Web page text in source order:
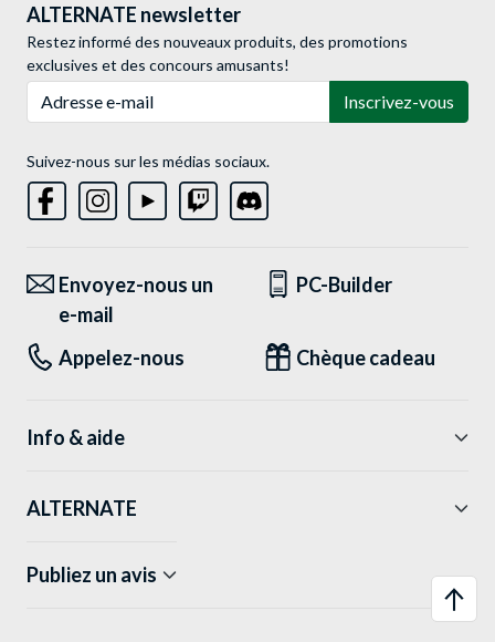
ALTERNATE newsletter
Restez informé des nouveaux produits, des promotions
exclusives et des concours amusants!
Inscrivez-vous
Suivez-nous sur les médias sociaux.
Envoyez-nous un
e-mail
PC-Builder
Appelez-nous Chèque cadeau
Info & aide
ALTERNATE
Publiez un avis